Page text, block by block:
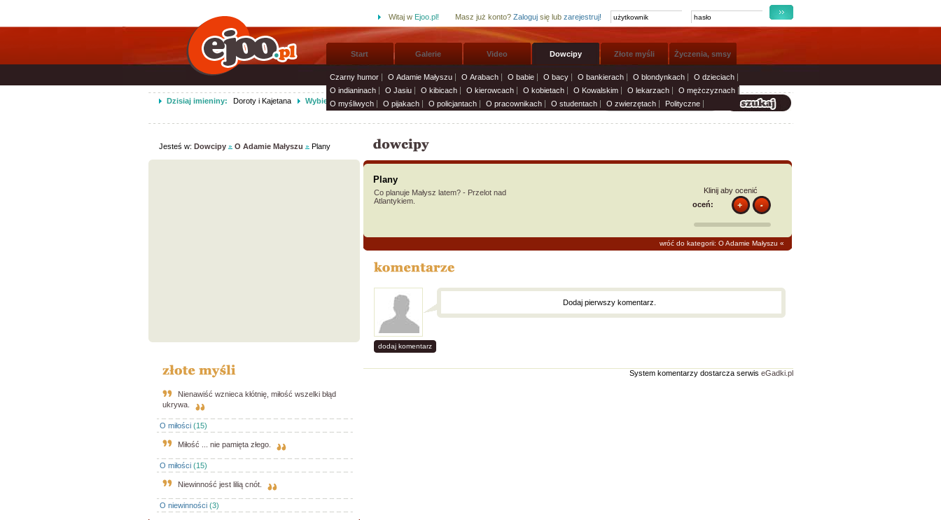
Witaj w Ejoo.pl! Masz już konto? Zalogujsię lub zarejestruj!
Start Galerie Video Dowcipy
Czarny humor O Adamie Małyszu O Arabach O babie O bacy O bankierach O blondynkach
O dzieciach
O indianinach
O Jasiu O kibicach O kierowcach O kobietach O Kowalskim O lekarzach
O mężczyznach
O myśliwych
O pijakach O policjantach O pracownikach O studentach O zwierzętach Polityczne
Złote myśli Życzenia, smsy
Dzisiaj imieniny: Doroty i Kajetana Wybierz życzenia imieninowe i wyślij solenizantom: Życzenia i smsy »
Jesteś w: Dowcipy O Adamie Małyszu Plany
Nienawiść wznieca kłótnię, miłość wszelki błąd
ukrywa.
O miłości(15)
Miłość ... nie pamięta złego.
O miłości(15)
Niewinność jest lilią cnót.
O niewinności(3)
Plany
Co planuje Małysz latem? - Przelot nad
Atlantykiem.
Klinij aby ocenić
oceń:
wróć do kategorii: O Adamie Małyszu «
Dodaj pierwszy komentarz.
dodaj komentarz
System komentarzy dostarcza serwis eGadki.pl